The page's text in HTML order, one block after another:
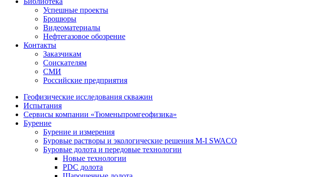
Успешные проекты
Брошюры
Видеоматериалы
Нефтегазовое обозрение
Контакты
Заказчикам
Соискателям
СМИ
Российские предприятия
Геофизические исследования скважин
Испытания
Сервисы компании «Тюменьпромгеофизика»
Бурение
Бурение и измерения
Буровые растворы и экологические решения M-I SWACO
Буровые долота и передовые технологии
Новые технологии
PDC долота